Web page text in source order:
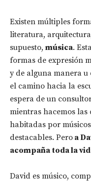
Existen múltiples
literatura,
supuesto, música.
formas de expresión
y de alguna manera
el camino hacia la
espera de un
mientras hacemos las
habitadas por
destacables. Pero a
acompaña toda la
David es músico,